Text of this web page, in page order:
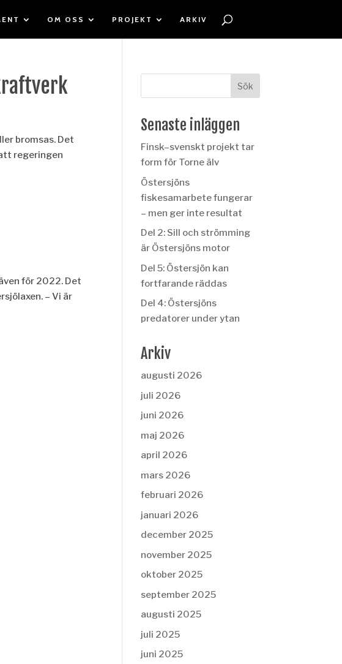
OM OSS PROJEKT ARKIV
bromsas. Det
regeringen
för 2022. Det
– Vi är
Senaste inläggen
Finsk–svenskt projekt tar
form för Torne älv
Östersjöns
fiskesamarbete fungerar
– men ger inte resultat
Del 2: Sill och strömming
är Östersjöns motor
Del 5: Östersjön kan
fortfarande räddas
Del 4: Östersjöns
predatorer under ytan
Arkiv
augusti 2026
juli 2026
juni 2026
maj 2026
april 2026
mars 2026
februari 2026
januari 2026
december 2025
november 2025
oktober 2025
september 2025
augusti 2025
juli 2025
juni 2025